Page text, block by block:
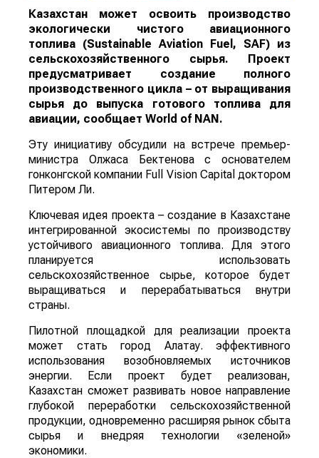
Казахстан может освоить производство
экологически чистого авиационного
топлива (Sustainable Aviation Fuel, SAF) из
сельскохозяйственного сырья. Проект
предусматривает создание полного
производственного цикла – от выращивания
сырья до выпуска готового топлива для
авиации, сообщает World of NAN.
Эту инициативу обсудили на встрече премьер-
министра Олжаса Бектенова с основателем
гонконгской компании Full Vision Capital доктором
Питером Ли.
Ключевая идея проекта – создание в Казахстане
интегрированной экосистемы по производству
устойчивого авиационного топлива. Для этого
планируется использовать
сельскохозяйственное сырье, которое будет
выращиваться и перерабатываться внутри
страны.
Пилотной площадкой для реализации проекта
может стать город Алатау. эффективного
использования возобновляемых источников
энергии. Если проект будет реализован,
Казахстан сможет развивать новое направление
глубокой переработки сельскохозяйственной
продукции, одновременно расширяя рынок сбыта
сырья и внедряя технологии «зеленой»
экономики.